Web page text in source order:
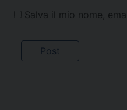
Salva il mio nome,